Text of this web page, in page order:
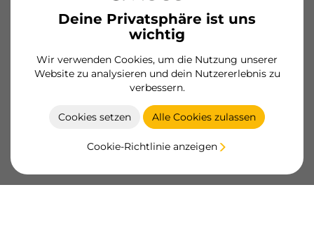
Deine Privatsphäre ist uns
wichtig
Wir verwenden Cookies, um die Nutzung unserer
Website zu analysieren und dein Nutzererlebnis zu
verbessern.
Cookies setzen Alle Cookies zulassen
Cookie-Richtlinie anzeigen
8914263/EAN 8432393123042
Wesentliche Produkte
Werden Sie Kunde